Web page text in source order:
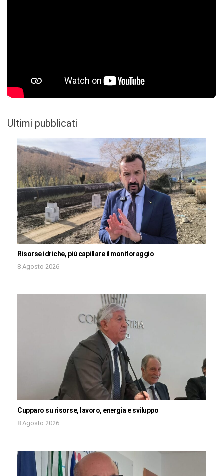
Ultimi pubblicati
Risorse idriche, più capillare il monitoraggio
8 Agosto 2026
Cupparo su risorse, lavoro, energia e sviluppo
8 Agosto 2026